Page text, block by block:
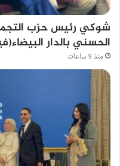
شوكي رئيس حزب التجمع
الحسني بالدار
منذ 9 ساعات